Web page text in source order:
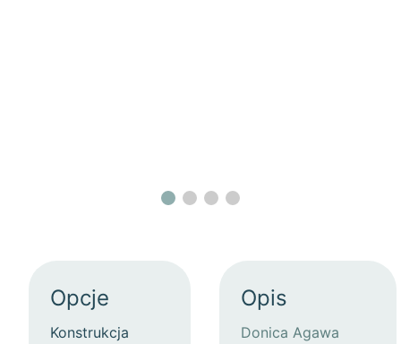
Opcje
Konstrukcja
Opis
Donica Agawa